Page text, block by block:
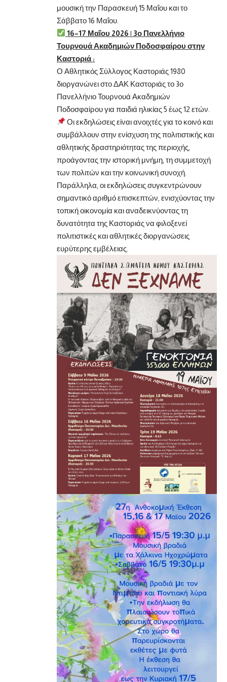
μουσική την Παρασκευή 15 Μαΐου και το
Σάββατο 16 Μαΐου.
16–17 Μαΐου 2026 | 3ο Πανελλήνιο
Τουρνουά Ακαδημιών Ποδοσφαίρου στην
Καστοριά :
Ο Αθλητικός Σύλλογος Καστοριάς 1980
διοργανώνει στο ΔΑΚ Καστοριάς το 3ο
Πανελλήνιο Τουρνουά Ακαδημιών
Ποδοσφαίρου για παιδιά ηλικίας 5 έως 12 ετών.
Οι εκδηλώσεις είναι ανοιχτές για το κοινό και
συμβάλλουν στην ενίσχυση της πολιτιστικής και
αθλητικής δραστηριότητας της περιοχής,
προάγοντας την ιστορική μνήμη, τη συμμετοχή
των πολιτών και την κοινωνική συνοχή.
Παράλληλα, οι εκδηλώσεις συγκεντρώνουν
σημαντικό αριθμό επισκεπτών, ενισχύοντας την
τοπική οικονομία και αναδεικνύοντας τη
δυνατότητα της Καστοριάς να φιλοξενεί
πολιτιστικές και αθλητικές διοργανώσεις
ευρύτερης εμβέλειας.